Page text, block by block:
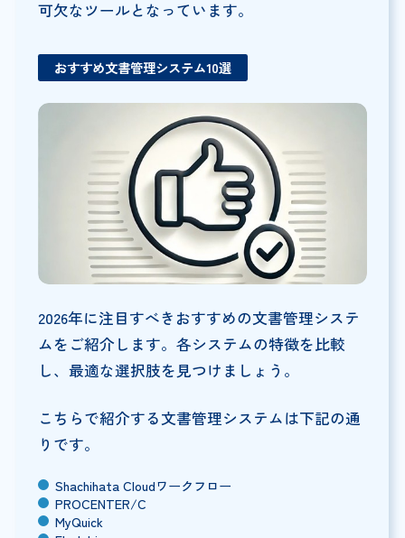
可欠なツールとなっています。
おすすめ文書管理システム10選
2026年に注目すべきおすすめの文書管理システ
ムをご紹介します。各システムの特徴を比較
し、最適な選択肢を見つけましょう。
こちらで紹介する文書管理システムは下記の通
りです。
Shachihata Cloudワークフロー
PROCENTER/C
MyQuick